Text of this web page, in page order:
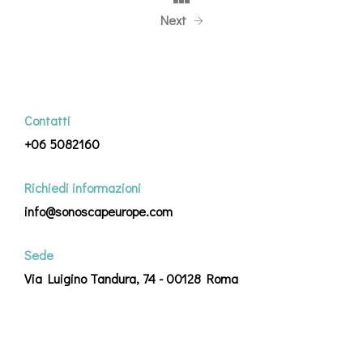
Next
Contatti
+06 5082160
Richiedi informazioni
info@sonoscapeurope.com
Sede
Via Luigino Tandura, 74 - 00128 Roma